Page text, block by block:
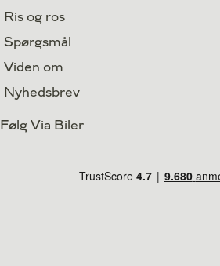
Ris og ros
Spørgsmål
Viden om
Nyhedsbrev
Følg Via Biler